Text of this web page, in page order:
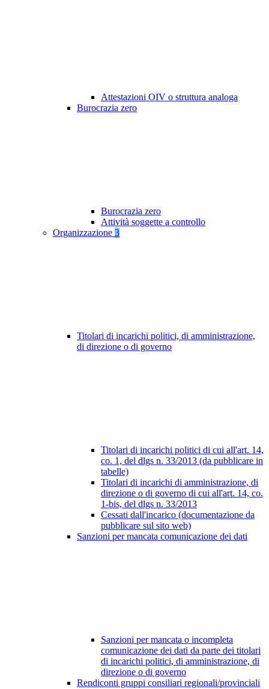
Attestazioni OIV o struttura analoga
Burocrazia zero
Burocrazia zero
Attività soggette a controllo
Organizzazione 3
Titolari di incarichi politici, di amministrazione,
di direzione o di governo
Titolari di incarichi politici di cui all'art. 14,
co. 1, del dlgs n. 33/2013 (da pubblicare in
tabelle)
Titolari di incarichi di amministrazione, di
direzione o di governo di cui all'art. 14, co.
1-bis, del dlgs n. 33/2013
Cessati dall'incarico (documentazione da
pubblicare sul sito web)
Sanzioni per mancata comunicazione dei dati
Sanzioni per mancata o incompleta
comunicazione dei dati da parte dei titolari
di incarichi politici, di amministrazione, di
direzione o di governo
Rendiconti gruppi consiliari regionali/provinciali